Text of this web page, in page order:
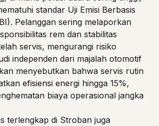
standar Uji Emisi Berbasis
Pelanggan sering melaporkan
rem dan stabilitas
servis, mengurangi risiko
independen dari majalah otomotif
menyebutkan bahwa servis rutin
efisiensi energi hingga 15%,
biaya operasional jangka
terlengkap di Stroban juga